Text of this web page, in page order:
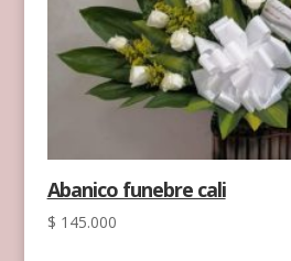
Abanico funebre cali
$ 145.000